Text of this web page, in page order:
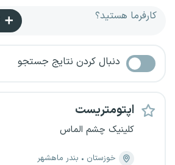
کارفرما هستید؟
دنبال کردن نتایج جستجو
اپتومتریست
کلینیک چشم الماس
خوزستان
بندر ماهشهر